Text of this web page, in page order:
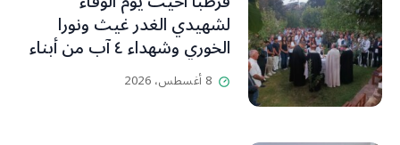
لشهيدي الغدر غيث ونورا
الخوري وشهداء ٤ آب من أبناء
البلدة.. كارين الخوري افرام: لقد
كان بيتنا، بوجود والدي، ينبض
8 أغسطس، 2026